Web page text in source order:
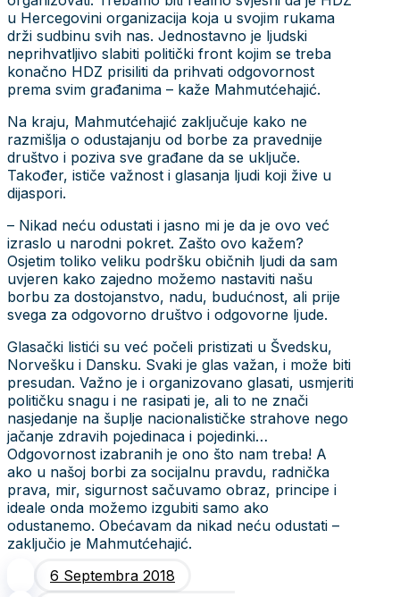
u Hercegovini organizacija koja u svojim rukama
drži sudbinu svih nas. Jednostavno je ljudski
neprihvatljivo slabiti politički front kojim se treba
konačno HDZ prisiliti da prihvati odgovornost
prema svim građanima – kaže Mahmutćehajić.
Na kraju, Mahmutćehajić zaključuje kako ne
razmišlja o odustajanju od borbe za pravednije
društvo i poziva sve građane da se uključe.
Također, ističe važnost i glasanja ljudi koji žive u
dijaspori.
– Nikad neću odustati i jasno mi je da je ovo već
izraslo u narodni pokret. Zašto ovo kažem?
Osjetim toliko veliku podršku običnih ljudi da sam
uvjeren kako zajedno možemo nastaviti našu
borbu za dostojanstvo, nadu, budućnost, ali prije
svega za odgovorno društvo i odgovorne ljude.
Glasački listići su već počeli pristizati u Švedsku,
Norvešku i Dansku. Svaki je glas važan, i može biti
presudan. Važno je i organizovano glasati, usmjeriti
političku snagu i ne rasipati je, ali to ne znači
nasjedanje na šuplje nacionalističke strahove nego
jačanje zdravih pojedinaca i pojedinki…
Odgovornost izabranih je ono što nam treba! A
ako u našoj borbi za socijalnu pravdu, radnička
prava, mir, sigurnost sačuvamo obraz, principe i
ideale onda možemo izgubiti samo ako
odustanemo. Obećavam da nikad neću odustati –
zaključio je Mahmutćehajić.
6 Septembra 2018